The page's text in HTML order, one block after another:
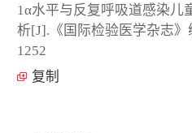
1α水平与反复呼吸道感染儿
析[J].《国际检验医学杂志》
1252
复制